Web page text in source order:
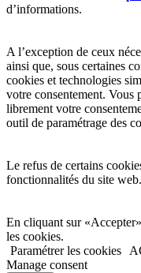
d’informations.
A l’exception de ceux
ainsi que, sous certaines
cookies et technologies
votre consentement. Vous
librement votre
outil de paramétrage des
Le refus de certains
fonctionnalités du site web.
En cliquant sur
les cookies.
Paramétrer les cookies
Manage consent